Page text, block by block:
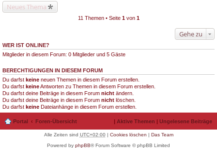
Neues Thema
11 Themen • Seite 1von 1
Gehe zu
WER IST ONLINE?
Mitglieder in diesem Forum: 0 Mitglieder und 5 Gäste
BERECHTIGUNGEN IN DIESEM FORUM
Du darfst keine neuen Themen in diesem Forum erstellen.
Du darfst keineAntworten zu Themen in diesem Forum erstellen.
Du darfst deine Beiträge in diesem Forum nicht ändern.
Du darfst deine Beiträge in diesem Forum nicht löschen.
Du darfst keine Dateianhänge in diesem Forum erstellen.
Portal Foren-Übersicht | Aktive Themen | Ungelesene Beiträge
Alle Zeiten sind UTC+02:00| Cookies löschen | Das Team
Powered by phpBB® Forum Software © phpBB Limited